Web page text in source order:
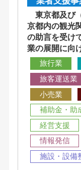
東京都及び
京都内の観光
の助言を受け
業の展開に向
旅行業
旅客運送業
小売業
補助金・助
経営支援
情報発信
施設・設備